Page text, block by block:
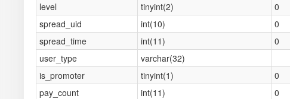
level
tinyint(2) 0
spread_uid
int(10) 0
spread_time
int(11) 0
user_type
varchar(32)
is_promoter
tinyint(1) 0
pay_count
int(11) 0